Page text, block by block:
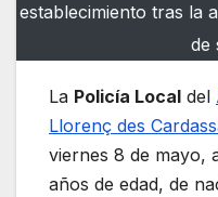
establecimiento tras la
de
La Policía Local del
Llorenç des
viernes 8 de mayo,
años de edad, de